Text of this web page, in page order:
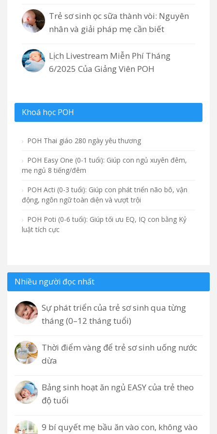
Trẻ sơ sinh ọc sữa thành vòi: Nguyên
nhân và giải pháp mẹ cần biết
Lịch Livestream Miễn Phí Tháng
6/2025 Của Giảng Viên POH
Khoá học POH
POH Thai giáo 280 ngày yêu thương
POH Easy One (0-1 tuổi): Giúp con ngủ xuyên đêm,
mẹ ngủ 8 tiếng/đêm
POH Acti (0-3 tuổi): Giúp con phát triển não bô, vận
động, ngôn ngữ toàn diện và vượt trội
POH Poti (0-6 tuổi): Giúp tối ưu EQ, IQ con bằng Kỷ
luật tích cực
Nhiều người đọc nhất
Sự phát triển của trẻ sơ sinh qua từng
tháng (0–12 tháng tuổi)
Thời điểm vàng để trẻ sơ sinh uống nước
dừa
Bảng sinh hoạt ăn ngủ EASY của trẻ theo
độ tuổi
9 bí quyết mẹ bầu ăn vào con, không vào